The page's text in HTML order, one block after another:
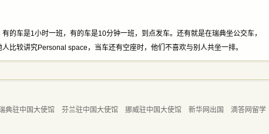
的车是1小时一班，有的车是10分钟一班，到点发车。还有就是在瑞典坐公交车，
比较讲究Personal space，当车还有空座时，他们不喜欢与别人共坐一排。
典驻中国大使馆 芬兰驻中国大使馆 挪威驻中国大使馆 新华网出国 滴答网留学